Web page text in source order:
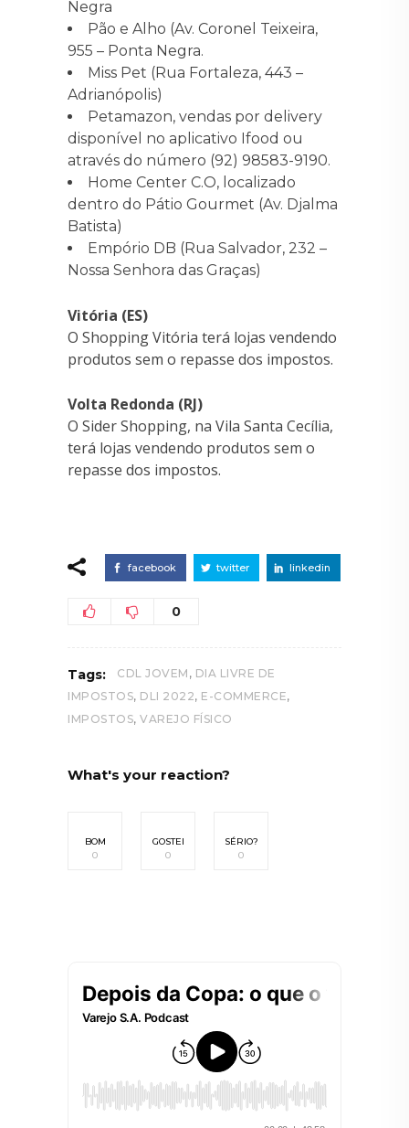
Negra
Pão e Alho (Av. Coronel Teixeira,
955 – Ponta Negra.
Miss Pet (Rua Fortaleza, 443 –
Adrianópolis)
Petamazon, vendas por delivery
disponível no aplicativo Ifood ou
através do número (92) 98583-9190.
Home Center C.O, localizado
dentro do Pátio Gourmet (Av. Djalma
Batista)
Empório DB (Rua Salvador, 232 –
Nossa Senhora das Graças)
Vitória (ES)
O Shopping Vitória terá lojas vendendo
produtos sem o repasse dos impostos.
Volta Redonda (RJ)
O Sider Shopping, na Vila Santa Cecília,
terá lojas vendendo produtos sem o
repasse dos impostos.
facebook twitter linkedin
0
Tags: CDL JOVEM , DIA LIVRE DE
IMPOSTOS, DLI 2022, E-COMMERCE,
IMPOSTOS, VAREJO FÍSICO
What's your reaction?
BOM
0
GOSTEI
0
SÉRIO?
0